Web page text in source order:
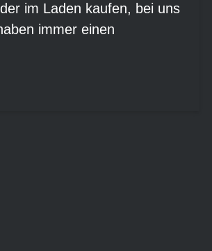
im Laden kaufen, bei uns
immer einen